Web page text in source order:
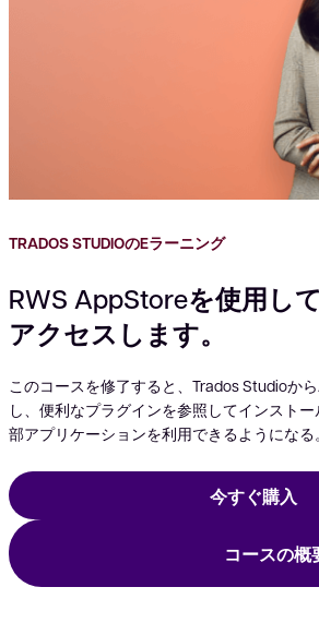
TRADOS STUDIOのEラーニング
RWS AppStoreを使用し
アクセスします。
このコースを修了すると、Trados Studioか
し、便利なプラグインを参照してインスト
部アプリケーションを利用できるようになる。
今すぐ購入
コースの概